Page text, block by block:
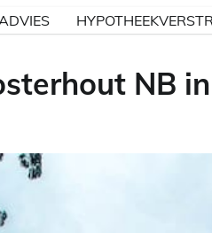
NB